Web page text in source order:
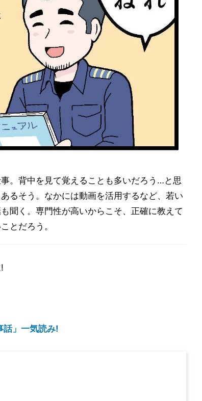
。背中を見て覚えることも多いだろう…と思
るそう。なかには動画を活用するなど、若い
聞く。専門性が高いからこそ、正確に教えて
とだろう。
」一気読み!